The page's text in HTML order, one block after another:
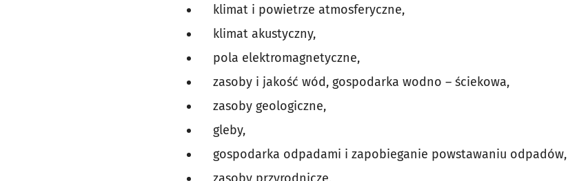
­ klimat i powietrze atmosferyczne,
­ klimat akustyczny,
­ pola elektromagnetyczne,
­ zasoby i jakość wód, gospodarka wodno – ściekowa,
­ zasoby geologiczne,
­ gleby,
­ gospodarka odpadami i zapobieganie powstawaniu odpadów,
­ zasoby przyrodnicze,